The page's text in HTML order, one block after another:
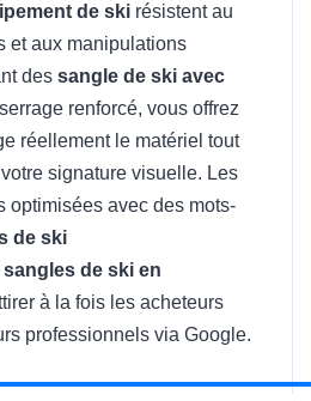
de ski résistent au
et aux manipulations
des sangle de ski avec
renforcé, vous offrez
réellement le matériel tout
signature visuelle. Les
optimisées avec des mots-
de ski
sangles de ski en
à la fois les acheteurs
professionnels via Google.